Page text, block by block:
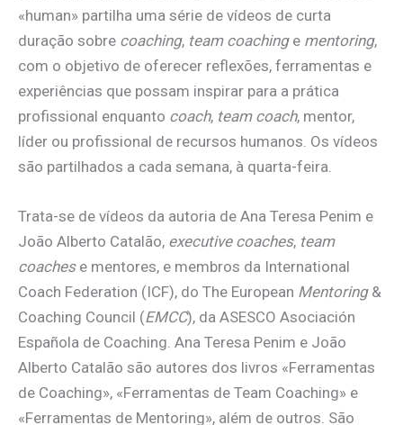
«human» partilha uma série de vídeos de curta
duração sobre coaching, team coachinge mentoring,
com o objetivo de oferecer reflexões, ferramentas e
experiências que possam inspirar para a prática
profissional enquanto coach, team coach, mentor,
líder ou profissional de recursos humanos. Os vídeos
são partilhados a cada semana, à quarta-feira.
Trata-se de vídeos da autoria de Ana Teresa Penim e
João Alberto Catalão, executive coaches, team
coachese mentores, e membros da International
Coach Federation (ICF), do The European Mentoring&
Coaching Council (EMCC), da ASESCO Asociación
Española de Coaching. Ana Teresa Penim e João
Alberto Catalão são autores dos livros «Ferramentas
de Coaching», «Ferramentas de Team Coaching» e
«Ferramentas de Mentoring», além de outros. São